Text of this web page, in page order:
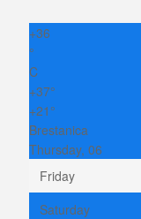
+36
°
C
+37°
+21°
Brestanica
Thursday, 06
Friday
Saturday